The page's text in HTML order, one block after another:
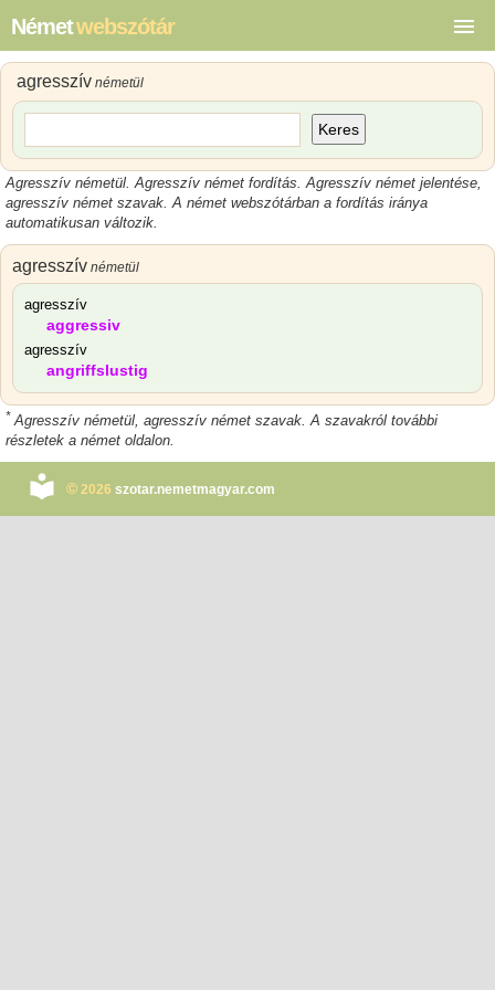
Németwebszótár
agresszív németül
Keres
Agresszív németül. Agresszív német fordítás. Agresszív német jelentése,
agresszív német szavak. A német webszótárban a fordítás iránya
automatikusan változik.
agresszív németül
agresszív
aggressiv
agresszív
angriffslustig
* Agresszív németül, agresszív német szavak. A szavakról további
részletek a német oldalon.
© 2026 szotar.nemetmagyar.com